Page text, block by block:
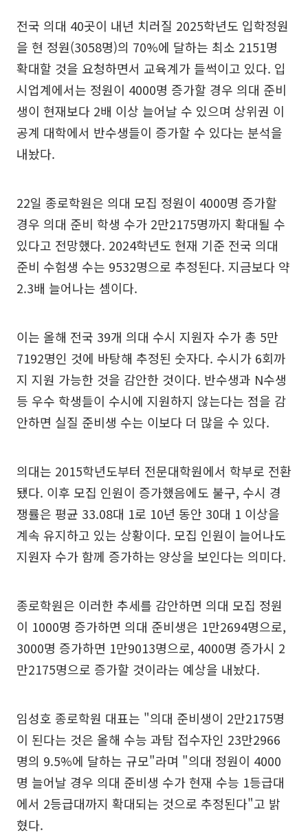
전국 의대 40곳이 내년 치러질 2025학년도 입학정원
을 현 정원(3058명)의 70%에 달하는 최소 2151명
확대할 것을 요청하면서 교육계가 들썩이고 있다. 입
시업계에서는 정원이 4000명 증가할 경우 의대 준비
생이 현재보다 2배 이상 늘어날 수 있으며 상위권 이
공계 대학에서 반수생들이 증가할 수 있다는 분석을
내놨다.
22일 종로학원은 의대 모집 정원이 4000명 증가할
경우 의대 준비 학생 수가 2만2175명까지 확대될 수
있다고 전망했다. 2024학년도 현재 기준 전국 의대
준비 수험생 수는 9532명으로 추정된다. 지금보다 약
2.3배 늘어나는 셈이다.
이는 올해 전국 39개 의대 수시 지원자 수가 총 5만
7192명인 것에 바탕해 추정된 숫자다. 수시가 6회까
지 지원 가능한 것을 감안한 것이다. 반수생과 N수생
등 우수 학생들이 수시에 지원하지 않는다는 점을 감
안하면 실질 준비생 수는 이보다 더 많을 수 있다.
의대는 2015학년도부터 전문대학원에서 학부로 전환
됐다. 이후 모집 인원이 증가했음에도 불구, 수시 경
쟁률은 평균 33.08대 1로 10년 동안 30대 1 이상을
계속 유지하고 있는 상황이다. 모집 인원이 늘어나도
지원자 수가 함께 증가하는 양상을 보인다는 의미다.
종로학원은 이러한 추세를 감안하면 의대 모집 정원
이 1000명 증가하면 의대 준비생은 1만2694명으로,
3000명 증가하면 1만9013명으로, 4000명 증가시 2
만2175명으로 증가할 것이라는 예상을 내놨다.
임성호 종로학원 대표는 "의대 준비생이 2만2175명
이 된다는 것은 올해 수능 과탐 접수자인 23만2966
명의 9.5%에 달하는 규모"라며 "의대 정원이 4000
명 늘어날 경우 의대 준비생 수가 현재 수능 1등급대
에서 2등급대까지 확대되는 것으로 추정된다"고 밝
혔다.